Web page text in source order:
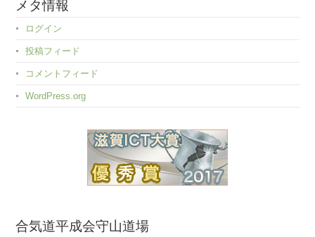
ブ
ログイン
投稿フィード
コメントフィード
WordPress.org
合気道平成会守山道場